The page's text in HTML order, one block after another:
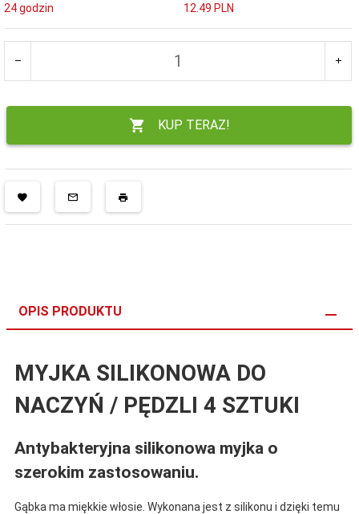
24 godzin
12.49 PLN
KUP TERAZ!
OPIS PRODUKTU
MYJKA SILIKONOWA DO
NACZYŃ / PĘDZLI 4 SZTUKI
Antybakteryjna silikonowa myjka o
szerokim zastosowaniu.
Gąbka ma miękkie włosie. Wykonana jest z silikonu i dzięki temu